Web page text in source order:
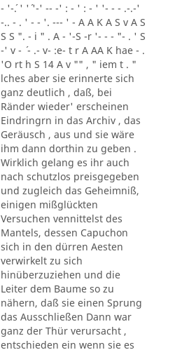
- '-´. ' '´ '-' -- -' : - ' : - ' '- - - .-.-'
-.. - . ' - - '. --- ' - A A K A S v A S
S S ". - i " . A - '-S -r '- - - "- . ' S
-' v - ´ - .- v- :e- t r A AA K hae - .
'O rt h S 14 A v "" , " iem t . "
lches aber sie erinnerte sich
ganz deutlich , daß, bei
Ränder wieder' erscheinen
Eindringrn in das Archiv , das
Geräusch , aus und sie wäre
ihm dann dorthin zu geben .
Wirklich gelang es ihr auch
nach schutzlos preisgegeben
und zugleich das Geheimniß,
einigen mißglückten
Versuchen vennittelst des
Mantels, dessen Capuchon
sich in den dürren Aesten
verwirkelt zu sich
hinüberzuziehen und die
Leiter dem Baume so zu
nähern, daß sie einen Sprung
das Ausschließen Dann war
ganz der Thür verursacht ,
entschieden ein wenn sie es